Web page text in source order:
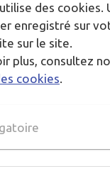
des cookies.
enregistré sur
sur le site.
plus, consultez
cookies.